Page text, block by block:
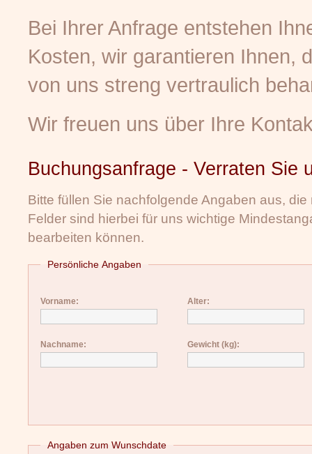
Bei Ihrer Anfrage entstehen
Kosten, wir garantieren Ihnen,
von uns streng vertraulich
Wir freuen uns über Ihre
Buchungsanfrage - Verraten Sie
Bitte füllen Sie nachfolgende Angaben aus,
Felder sind hierbei für uns wichtige
bearbeiten können.
Persönliche Angaben
Vorname:
Nachname:
Alter:
Gewicht (kg):
Angaben zum Wunschdate